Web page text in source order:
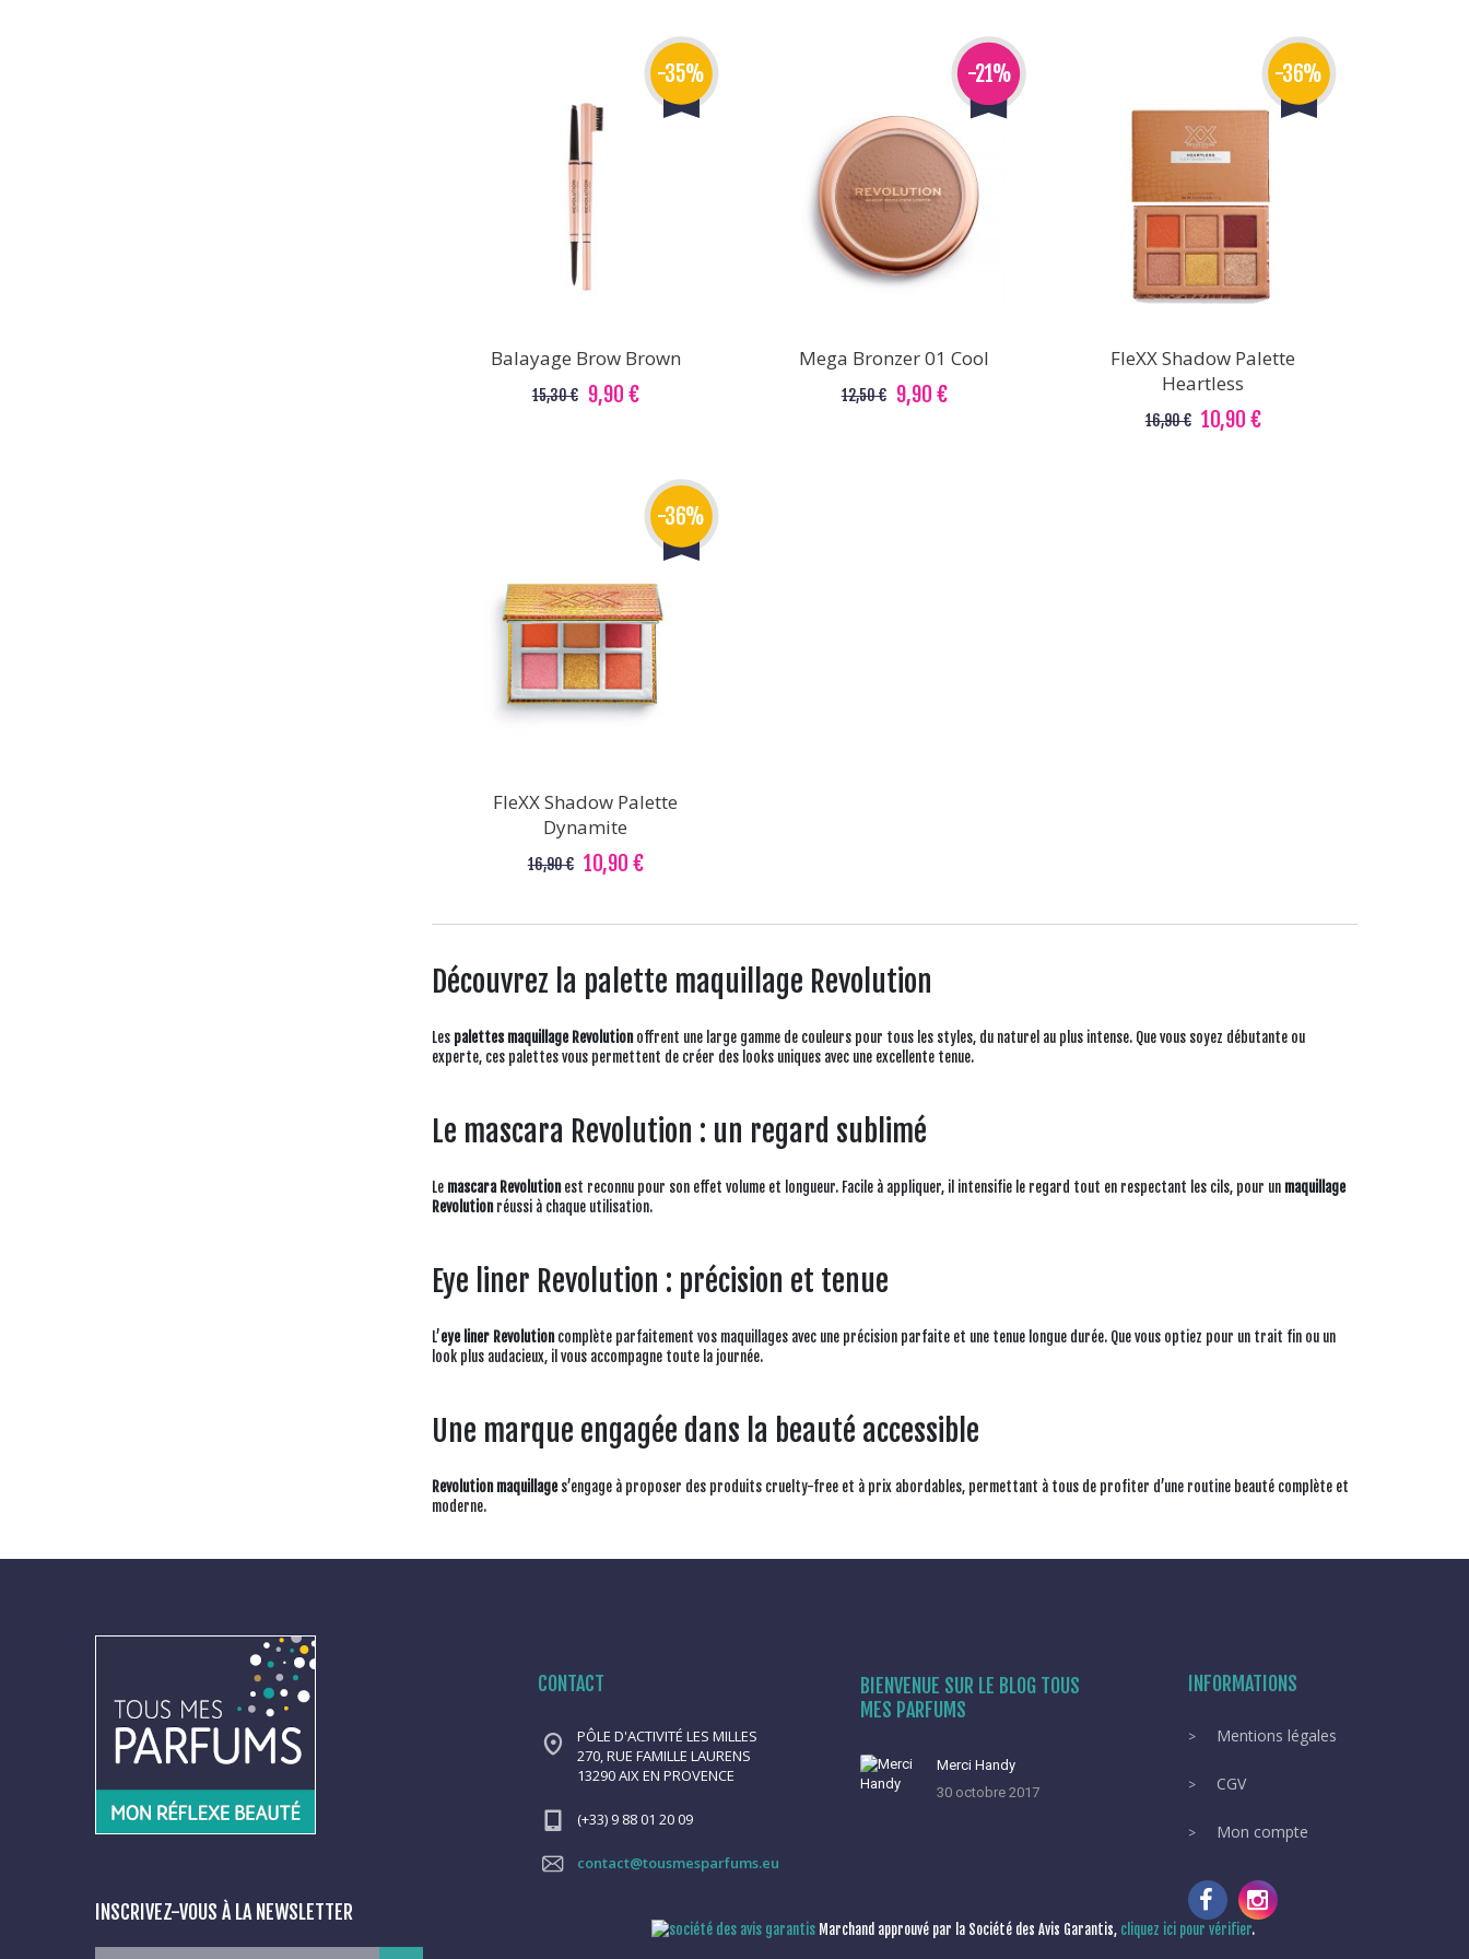
-35%
Balayage Brow Brown
15,30 € 9,90 €
-21%
Mega Bronzer 01 Cool
12,50 € 9,90 €
-36%
FleXX Shadow Palette
Heartless
16,90 € 10,90 €
-36%
FleXX Shadow Palette
Dynamite
16,90 € 10,90 €
Découvrez la palette maquillage Revolution
Les palettes maquillage Revolutionoffrent une large gamme de couleurs pour tous les styles, du naturel au plus intense. Que vous soyez débutante ou
experte, ces palettes vous permettent de créer des looks uniques avec une excellente tenue.
Le mascara Revolution : un regard sublimé
Le mascara Revolutionest reconnu pour son effet volume et longueur. Facile à appliquer, il intensifie le regard tout en respectant les cils, pour un maquillage
Revolutionréussi à chaque utilisation.
Eye liner Revolution : précision et tenue
L’eye liner Revolutioncomplète parfaitement vos maquillages avec une précision parfaite et une tenue longue durée. Que vous optiez pour un trait fin ou un
look plus audacieux, il vous accompagne toute la journée.
Une marque engagée dans la beauté accessible
Revolution maquillages’engage à proposer des produits cruelty-free et à prix abordables, permettant à tous de profiter d’une routine beauté complète et
moderne.
INSCRIVEZ-VOUS À LA NEWSLETTER
CONTACT
PÔLE D'ACTIVITÉ LES MILLES
270, RUE FAMILLE LAURENS
13290 AIX EN PROVENCE
(+33) 9 88 01 20 09
contact@tousmesparfums.eu
BIENVENUE SUR LE BLOG TOUS
MES PARFUMS
Merci Handy
30 octobre 2017
INFORMATIONS
Mentions légales
CGV
Mon compte
Marchand approuvé par la Société des Avis Garantis, cliquez ici pour vérifier.